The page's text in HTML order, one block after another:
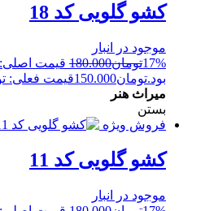
کشو گلویی کد 18
موجود در انبار
17%تومان180.000
بود.تومان150.000قیمت فعلی:
میراث هنر
بستن
فروش ویژه
کشو گلویی کد 11
موجود در انبار